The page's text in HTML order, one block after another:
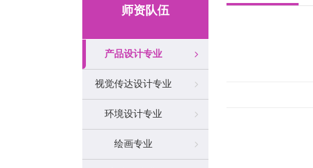
师资队伍
产品设计专业
视觉传达设计专业
环境设计专业
绘画专业